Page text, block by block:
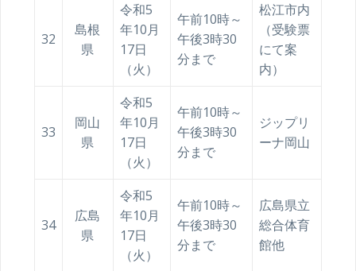
32
島根
県
令和5
年10月
17日
（火）
午前10時～
午後3時30
分まで
松江市内
（受験票
にて案
内）
33
岡山
県
令和5
年10月
17日
（火）
午前10時～
午後3時30
分まで
ジップリ
ーナ岡山
34
広島
県
令和5
年10月
17日
（火）
午前10時～
午後3時30
分まで
広島県立
総合体育
館他